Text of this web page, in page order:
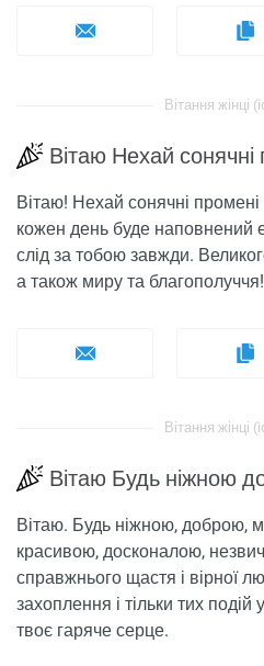
Вітання жінці
Вітаю Нехай сонячні
Вітаю! Нехай сонячні промені
кожен день буде наповнений
слід за тобою завжди.
а також миру та благополуччя!
Вітання жінці
Вітаю Будь ніжною
Вітаю. Будь ніжною, доброю,
красивою, досконалою,
справжнього щастя і вірної
захоплення і тільки тих подій
твоє гаряче серце.